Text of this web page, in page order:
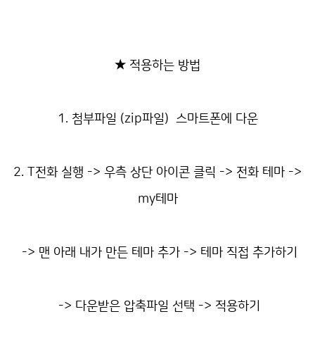
★ 적용하는 방법
1. 첨부파일 (zip파일) 스마트폰에 다운
2. T전화 실행 -> 우측 상단 아이콘 클릭 -> 전화 테마 ->
my테마
-> 맨 아래 내가 만든 테마 추가 -> 테마 직접 추가하기
-> 다운받은 압축파일 선택 -> 적용하기